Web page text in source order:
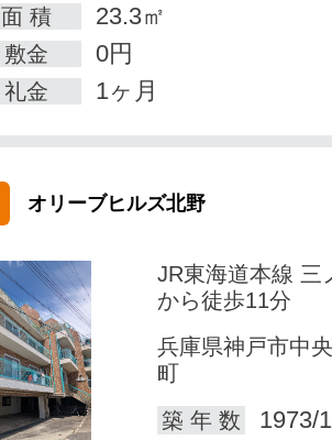
面 積 23.3㎡
敷金 0円
礼金 1ヶ月
オリーブヒルズ北野
JR東海道本線 三
から徒歩11分
兵庫県神戸市中
町
築 年 数
1973/